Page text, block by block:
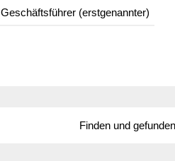
Geschäftsführer (erstgenannter)
Finden und